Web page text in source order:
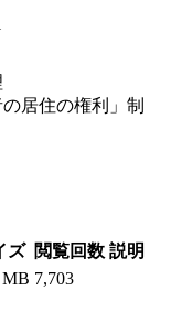
居住の権利」制
ズ 閲覧回数 説明
MB 7,703